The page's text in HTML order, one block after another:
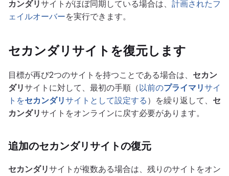
カンダリサイトがほぼ同期している場合は、 計画されたフ
ェイルオーバーを実行できます。
セカンダリ サイトを復元します
目標が再び2つのサイトを持つことである場合は、 セカン
ダリサイトに対して、最初の手順（以前のプライマリサイ
トをセカンダリサイトとして設定する ）を繰り返して、 セ
カンダリサイトをオンラインに戻す必要があります。
追加のセカンダリサイトの復元
セカンダリサイトが複数ある場合は、残りのサイトをオン